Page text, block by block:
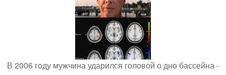
В 2006 году мужчина ударился головой о дно бассейна -